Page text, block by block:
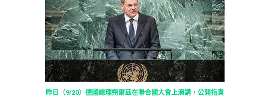
昨日（9/20）德國總理朔爾茲在聯合國大會上演講，公開指責